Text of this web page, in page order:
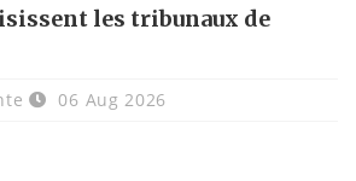
les tribunaux de
06 Aug 2026